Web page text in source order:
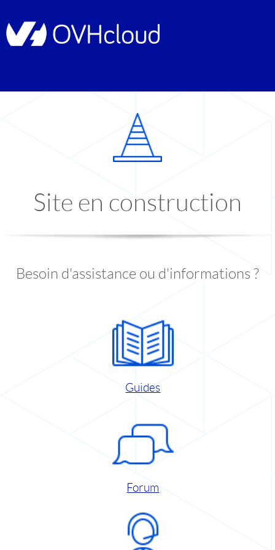
Site en construction
Besoin d'assistance ou d'informations ?
Guides
Forum